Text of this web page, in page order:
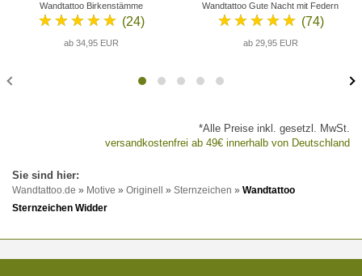
Wandtattoo Birkenstämme
★★★★★ (24)
ab 34,95 EUR
Wandtattoo Gute Nacht mit Federn
★★★★★ (74)
ab 29,95 EUR
*Alle Preise inkl. gesetzl. MwSt.
versandkostenfrei ab 49€ innerhalb von Deutschland
Wandtattoo.de » Motive » Originell » Sternzeichen » Wandtattoo
Sternzeichen Widder